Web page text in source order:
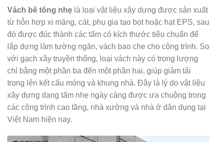
Vách bê tông nhẹ là loại vật liệu xây dựng được sản xuất
từ hỗn hợp xi măng, cát, phụ gia tạo bọt hoặc hạt EPS, sau
đó được đúc thành các tấm có kích thước tiêu chuẩn để
lắp dựng làm tường ngăn, vách bao che cho công trình. So
với gạch xây truyền thống, loại vách này có trọng lượng
chỉ bằng một phần ba đến một phần hai, giúp giảm tải
trọng lên kết cấu móng và khung nhà. Đây là lý do vật liệu
xây dựng dạng tấm nhẹ ngày càng được ưa chuộng trong
các công trình cao tầng, nhà xưởng và nhà ở dân dụng tại
Việt Nam hiện nay.